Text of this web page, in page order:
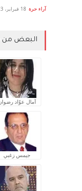
آراء حرة 18 فبراير، 2023
البعض من
آمال عوّاد
جيمس زغبي